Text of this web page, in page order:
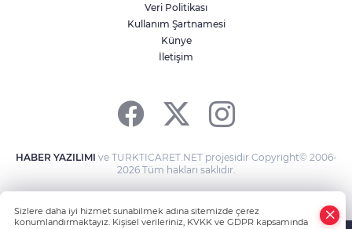
Bir adımla hayata tutundu, motosikletli
duvara çarparak can verdi
Veri Politikası
Kullanım Şartnamesi
Künye
İletişim
HABER YAZILIMI ve TURKTICARET.NET projesidir Copyright© 2006-
2026 Tüm hakları saklıdır.
Sizlere daha iyi hizmet sunabilmek adına sitemizde çerez
konumlandırmaktayız. Kişisel verileriniz, KVKK ve GDPR kapsamında